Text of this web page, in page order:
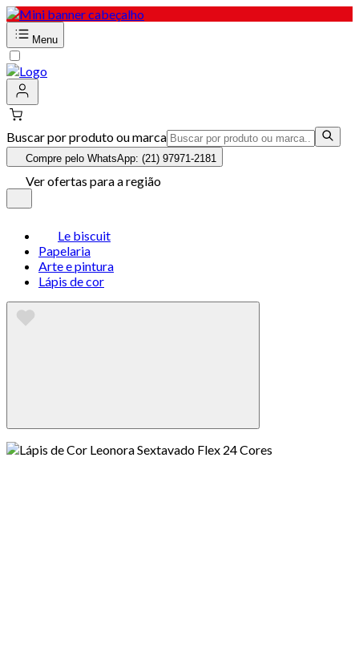
Menu
Buscar por produto ou marca
Compre pelo WhatsApp: (21) 97971-2181
Ver ofertas para a região
Le biscuit
Papelaria
Arte e pintura
Lápis de cor